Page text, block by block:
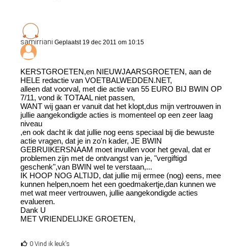
samirriani Geplaatst 19 dec 2011 om 10:15
KERSTGROETEN,en NIEUWJAARSGROETEN, aan de
HELE redactie van VOETBALWEDDEN.NET,
alleen dat voorval, met die actie van 55 EURO BIJ BWIN OP
7/11, vond ik TOTAAL niet passen,
WANT wij gaan er vanuit dat het klopt,dus mijn vertrouwen in
jullie aangekondigde acties is momenteel op een zeer laag
niveau
,en ook dacht ik dat jullie nog eens speciaal bij die bewuste
actie vragen, dat je in zo'n kader, JE BWIN
GEBRUIKERSNAAM moet invullen voor het geval, dat er
problemen zijn met de ontvangst van je, "vergiftigd
geschenk",van BWIN wel te verstaan,...
IK HOOP NOG ALTIJD, dat jullie mij ermee (nog) eens, mee
kunnen helpen,noem het een goedmakertje,dan kunnen we
met wat meer vertrouwen, jullie aangekondigde acties
evalueren.
Dank U
MET VRIENDELIJKE GROETEN,
0 Vind ik leuk's